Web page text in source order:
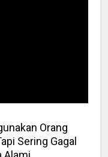
Orang
Sering Gagal